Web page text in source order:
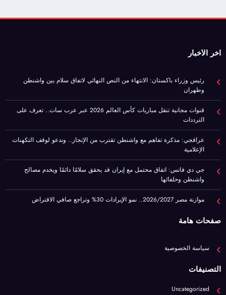
اخر الأخبار
رئيس وزراء باكستان: الانتهاء من النص النهائي لاتفاق سلام بين واشنطن
وطهران
قنوات مجانية تنقل مباريات كأس العالم 2026 عبر عرب سات.. تعرف على
الترددات
عراقجي: مذكرة تفاهم مع واشنطن تقترب من الإنجاز.. وندعو لوقف التكهنات
الإعلامية
جي دي فانس: اتفاق محتمل مع إيران قد يحقق سلامًا دائمًا ويخدم مصالح
واشنطن وحلفائها
موازنة مصر 2026/2027.. نمو الإيرادات 30% وتراجع صافي الاقتراض
صفحات هامة
سياسة الخصوصية
التصنيفات
Uncategorized